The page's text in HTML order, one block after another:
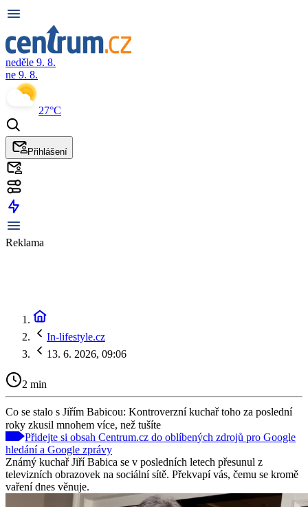
neděle 9. 8.
ne 9. 8.
27°C
Přihlášení
Reklama
In-lifestyle.cz
13. 6. 2026, 09:06
2 min
Co se stalo s Jiřím Babicou: Kontroverzní kuchař toho za poslední
roky zkusil mnohem více, než tušíte
Přidejte si obsah Centrum.cz do oblíbených zdrojů pro Google
hledání a Google zprávy
Známý kuchař Jiří Babica se v posledních letech přesunul z
televizních obrazovek na sociální sítě. Překvapí vás, čemu se kromě
vaření dnes věnuje.